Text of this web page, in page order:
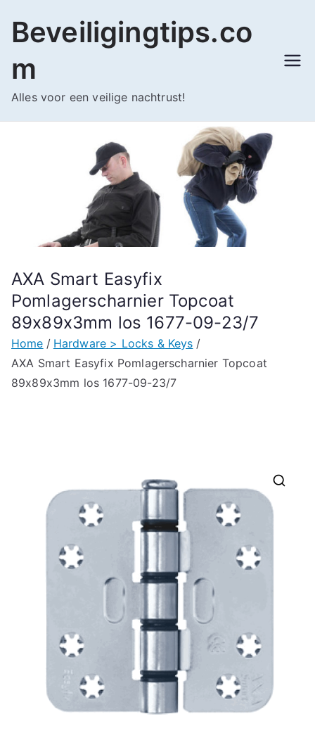
naar
inhoud
Beveiligingtips.co
m
Alles voor een veilige nachtrust!
AXA Smart Easyfix
Pomlagerscharnier Topcoat
89x89x3mm los 1677-09-23/7
Home
Hardware > Locks & Keys
AXA Smart Easyfix Pomlagerscharnier Topcoat
89x89x3mm los 1677-09-23/7
🔍